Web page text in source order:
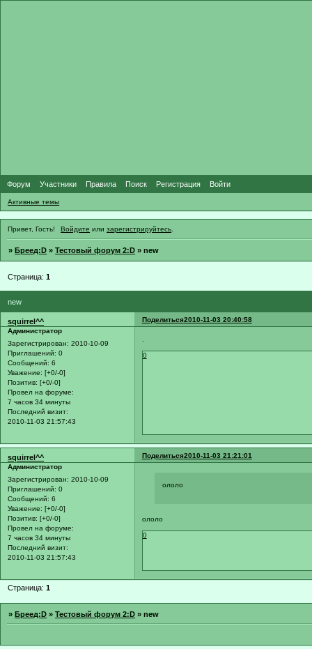
Форум Участники Правила Поиск Регистрация Войти
Активные темы
Привет, Гость! Войдите илизарегистрируйтесь.
» Бреед:D »Тестовый форум 2:D »new
new
Страница:1
Поделиться2010-11-03 20:40:58
squirrel^^
Администратор
Зарегистрирован: 2010-10-09
Приглашений: 0
Сообщений: 6
Уважение: [+0/-0]
Позитив: [+0/-0]
Провел на форуме:
7 часов 34 минуты
Последний визит:
2010-11-03 21:57:43
0
Поделиться2010-11-03 21:21:01
squirrel^^
Администратор
Зарегистрирован: 2010-10-09
Приглашений: 0
Сообщений: 6
Уважение: [+0/-0]
Позитив: [+0/-0]
Провел на форуме:
7 часов 34 минуты
Последний визит:
2010-11-03 21:57:43
ололо
ололо
0
Страница:1
»Бреед:D »Тестовый форум 2:D »new